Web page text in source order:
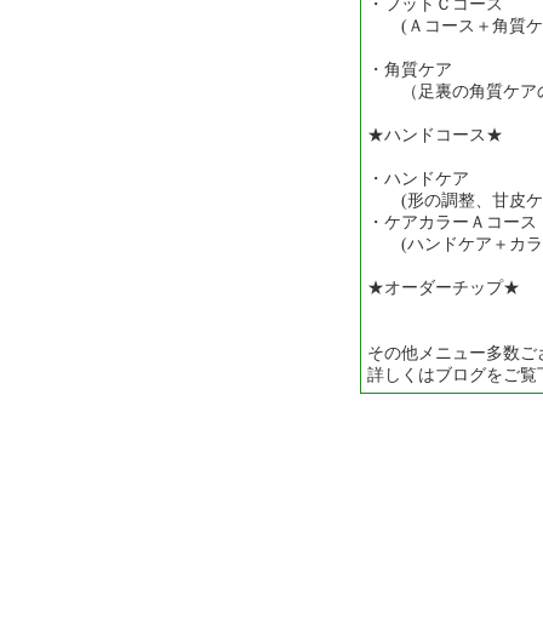
・フットＣコース
(Ａコース＋角質ケ
・角質ケア ･･
（足裏の角質ケア
★ハンドコース★
・ハンドケア ･
(形の調整、甘皮ケ
・ケアカラーＡコー
(ハンドケア＋カラ
★オーダーチップ★
その他メニュー多数ご
詳しくはブログをご覧